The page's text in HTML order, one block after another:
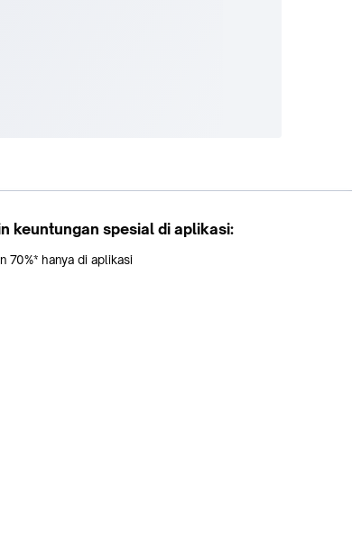
keuntungan spesial di aplikasi:
70%* hanya di aplikasi